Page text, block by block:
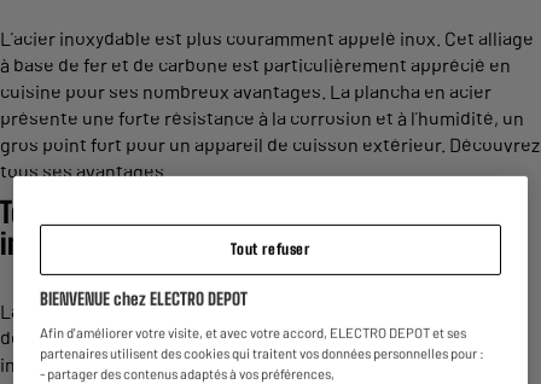
L’acier inoxydable est plus couramment appelé inox. Cet alliage
à base de fer et de carbone est particulièrement apprécié en
cuisine pour ses nombreux avantages. La plancha en acier
présente une forte résistance à la corrosion et à l’humidité, un
gros point fort pour un appareil de cuisson extérieur. Découvrez
tous ses avantages.
Tous les avantages d’une plancha en acier
inoxydable
La plancha en acierest l’un des matériaux les plus réputés et
demandés dans le milieu des planchas. On apprécie sa bonne
inertie, sa précision de température, et sa facilité d’entretien.
Tout refuser
BIENVENUE chez ELECTRO DEPOT
Afin d'améliorer votre visite, et avec votre accord, ELECTRO DEPOT et ses
partenaires utilisent des cookies qui traitent vos données personnelles pour :
- partager des contenus adaptés à vos préférences,